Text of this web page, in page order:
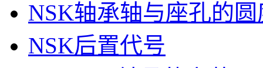
NSK轴承轴与座孔的
NSK后置代号